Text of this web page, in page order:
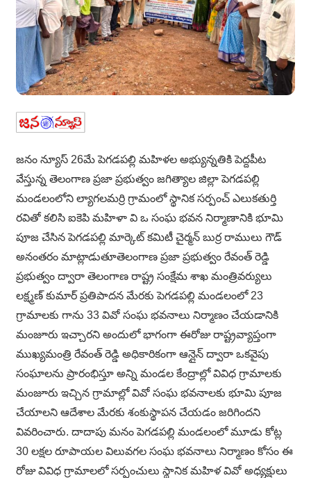
జనం న్యూస్ 26మే పెగడపల్లి మహిళల అభ్యున్నతికి పెద్దపీట
వేస్తున్న తెలంగాణ ప్రజా ప్రభుత్వం జగిత్యాల జిల్లా పెగడపల్లి
మండలంలోని ల్యాగలమర్రి గ్రామంలో స్థానిక సర్పంచ్ ఎలుకతుర్తి
రవితో కలిసి ఐకెపి మహిళా వి ఒ సంఘ భవన నిర్మాణానికి భూమి
పూజ చేసిన పెగడపల్లి మార్కెట్ కమిటీ చైర్మన్ బుర్ర రాములు గౌడ్
అనంతరం మాట్లాడుతూతెలంగాణ ప్రజా ప్రభుత్వం రేవంత్ రెడ్డి
ప్రభుత్వం ద్వారా తెలంగాణ రాష్ట్ర సంక్షేమ శాఖ మంత్రివర్యులు
లక్ష్మణ్ కుమార్ ప్రతిపాదన మేరకు పెగడపల్లి మండలంలో 23
గ్రామాలకు గాను 33 వివో సంఘ భవనాలు నిర్మాణం చేయడానికి
మంజూరు ఇచ్చారని అందులో భాగంగా ఈరోజు రాష్ట్రవ్యాప్తంగా
ముఖ్యమంత్రి రేవంత్ రెడ్డి అధికారికంగా ఆన్లైన్ ద్వారా ఒకవైపు
సంఘాలను ప్రారంభిస్తూ అన్ని మండల కేంద్రాల్లో వివిధ గ్రామాలకు
మంజూరు ఇచ్చిన గ్రామాల్లో వివో సంఘ భవనాలకు భూమి పూజ
చేయాలని ఆదేశాల మేరకు శంకుస్థాపన చేయడం జరిగిందని
వివరించారు. దాదాపు మనం పెగడపల్లి మండలంలో మూడు కోట్ల
30 లక్షల రూపాయల విలువగల సంఘ భవనాలు నిర్మాణం కోసం ఈ
రోజు వివిధ గ్రామాలలో సర్పంచులు స్థానిక మహిళ వివో అధ్యక్షులు